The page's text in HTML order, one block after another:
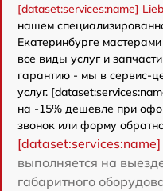
[dataset:services:name]
нашем
Екатеринбурге
все виды услуг и
гарантию - мы в сервис-
услуг.
на -15% дешевле при
звонок или форму
выполняется на
габаритного